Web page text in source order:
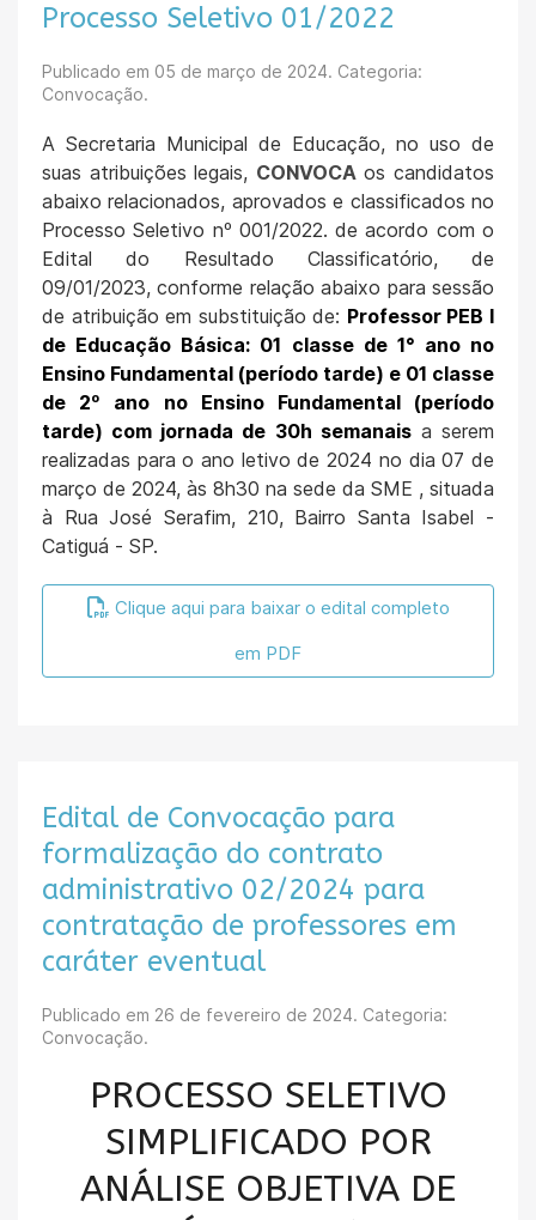
Processo Seletivo 01/2022
Publicado em 05 de março de 2024. Categoria:
Convocação.
A Secretaria Municipal de Educação, no uso de
suas atribuições legais, CONVOCAos candidatos
abaixo relacionados, aprovados e classificados no
Processo Seletivo nº 001/2022. de acordo com o
Edital do Resultado Classificatório, de
09/01/2023, conforme relação abaixo para sessão
de atribuição em substituição de: Professor PEB I
de Educação Básica: 01 classe de 1° ano no
Ensino Fundamental (período tarde) e 01 classe
de 2º ano no Ensino Fundamental (período
tarde) com jornada de 30h semanaisa serem
realizadas para o ano letivo de 2024 no dia 07 de
março de 2024, às 8h30 na sede da SME , situada
à Rua José Serafim, 210, Bairro Santa Isabel -
Catiguá - SP.
Clique aqui para baixar o edital completo
em PDF
Edital de Convocação para
formalização do contrato
administrativo 02/2024 para
contratação de professores em
caráter eventual
Publicado em 26 de fevereiro de 2024. Categoria:
Convocação.
PROCESSO SELETIVO
SIMPLIFICADO POR
ANÁLISE OBJETIVA DE